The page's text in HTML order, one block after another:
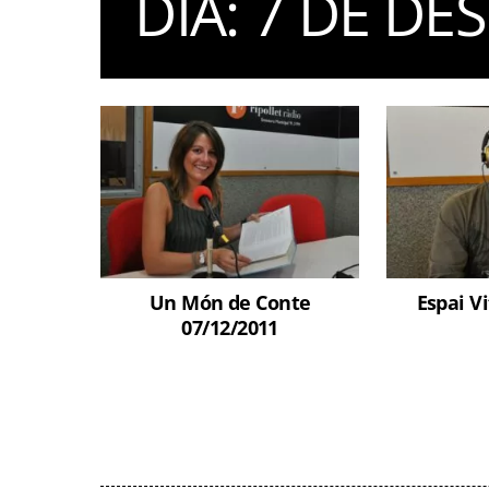
Un Món de Conte
07/12/2011
Espai